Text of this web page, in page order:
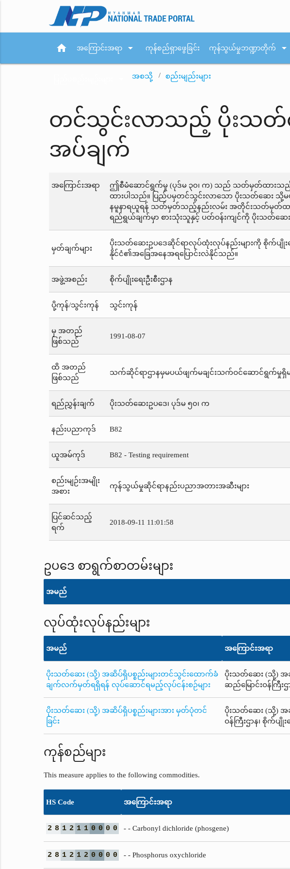
home အကြောင်းအရာ arrow_drop_down ကုန်စည်ရှာဖွေခြင်း ကုန်သွယ်မှုဘဏ္ဍာတိုက် arrow_drop_down
အစသို့ စည်းမျည်းများ
တင်သွင်းလာသည့် ပိုးသတ်ဆ
အပ်ချက်
အကြောင်းအရာ
ဤစီမံဆောင်ရွက်မှု (ပုဒ်မ ၃၀၊ က) သည် သတ်မှတ်ထားသည့် စ
ထားပါသည်။ ပြည်ပမှတင်သွင်းလာသော ပိုးသတ်ဆေး သို့
နမူနာရယူရန် သတ်မှတ်သည့်နည်းလမ်း အတိုင်းသတ်မှတ်ထာ
ရည်ရွယ်ချက်မှာ စားသုံးသူနှင့် ပတ်ဝန်းကျင်ကို ပိုးသတ်ဆေ
မှတ်ချက်များ
ပိုးသတ်ဆေးဥပဒေဆိုင်ရာလုပ်ထုံးလုပ်နည်းများကို စိုက်ပျိုး
နိုင်ငံ၏အခြေအနေအရပြောင်းလဲနိုင်သည်။
အဖွဲ့အစည်း စိုက်ပျိုးရေးဦးစီးဌာန
ပို့ကုန်/သွင်းကုန် သွင်းကုန်
မှ အတည်
ဖြစ်သည်
1991-08-07
ထိ အတည်
ဖြစ်သည်
သက်ဆိုင်ရာဌာနမှမပယ်ဖျက်မချင်းသက်ဝင်ဆောင်ရွက်မှုရှိ
ရည်ညွှန်းချက် ပိုးသတ်ဆေးဥပဒေ၊ ပုဒ်မ ၅၀၊ က
နည်းပညာကုဒ် B82
ယူအမ်ကုဒ် B82 - Testing requirement
စည်းမျဉ်းအမျိုး
အစား
ကုန်သွယ်မှုဆိုင်ရာနည်းပညာအတားအဆီးများ
ပြင်ဆင်သည့်
ရက်
2018-09-11 11:01:58
ဥပဒေ စာရွက်စာတမ်းများ
အမည်
လုပ်ထုံးလုပ်နည်းများ
အမည် အကြောင်းအရာ
ပိုးသတ်ဆေး (သို့) အဆိပ်ရှိပစ္စည်းများတင်သွင်းထောက်ခံ
ချက်လက်မှတ်ရရှိရန် လုပ်ဆောင်ရမည့်လုပ်ငန်းစဉ်များ
ပိုးသတ်ဆေး (သို့) အဆိ
ဆည်မြောင်းဝန်ကြီး
ပိုးသတ်ဆေး (သို့) အဆိပ်ရှိပစ္စည်းများအား မှတ်ပုံတင်
ခြင်း
ပိုးသတ်ဆေး (သို့) အဆိပ်
ဝန်ကြီးဌာန၊ စိုက်ပျို
ကုန်စည်များ
This measure applies to the following commodities.
HS Code အကြောင်းအရာ
2 8 1 2 1 1 0 0 0 0 - - Carbonyl dichloride (phosgene)
2 8 1 2 1 2 0 0 0 0 - - Phosphorus oxychloride